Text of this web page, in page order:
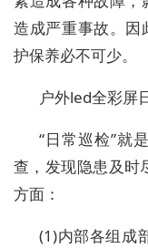
造成严重事故。因
护保养必不可少。
户外led全彩屏
“日常巡检”就
查，发现隐患及时
方面：
(1)内部各组成